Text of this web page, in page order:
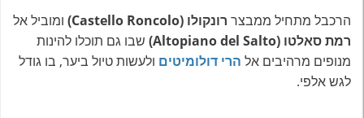
הרכבל מתחיל ממבצר רונקולו (Castello Roncolo)
ומוביל אל
רמת סאלטו (Altopiano delSalto)
שבו גם תוכלו להינות
מנופים מרהיבים אל הרי דולומיטים ולעשות טיול ביער, בו גודל
לגש אלפי.